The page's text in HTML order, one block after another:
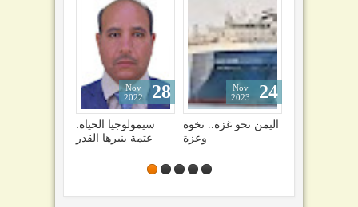
سيمولوجيا الحياة:
عتمة ينيرها القدر
28
Nov
2022
اليمن نحو غزة.. نخوة
24
Nov
2023
من ألمانيا لقبائل